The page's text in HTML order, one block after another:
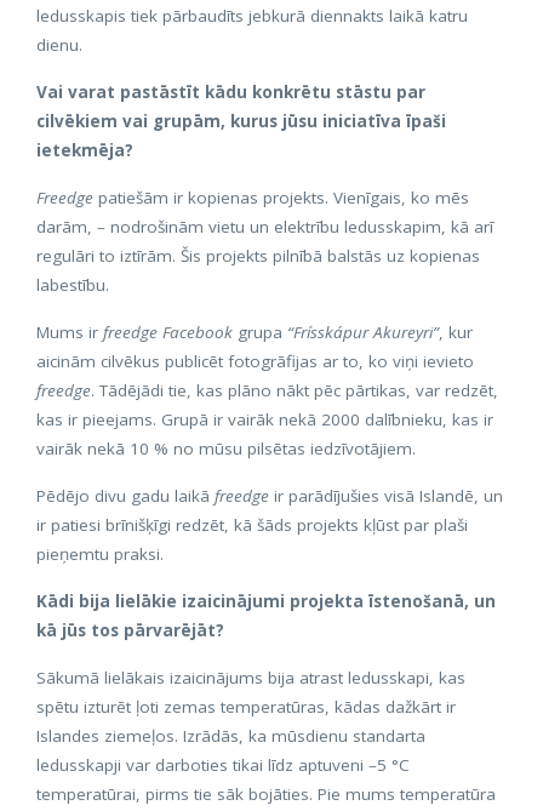
ledusskapis tiek pārbaudīts jebkurā diennakts laikā katru
dienu.
Vai varat pastāstīt kādu konkrētu stāstu par
cilvēkiem vai grupām, kurus jūsu iniciatīva īpaši
ietekmēja?
Freedge patiešām ir kopienas projekts. Vienīgais, ko mēs
darām, – nodrošinām vietu un elektrību ledusskapim, kā arī
regulāri to iztīrām. Šis projekts pilnībā balstās uz kopienas
labestību.
Mums ir freedge Facebook grupa “Frísskápur Akureyri”, kur
aicinām cilvēkus publicēt fotogrāfijas ar to, ko viņi ievieto
freedge. Tādējādi tie, kas plāno nākt pēc pārtikas, var redzēt,
kas ir pieejams. Grupā ir vairāk nekā 2000 dalībnieku, kas ir
vairāk nekā 10 % no mūsu pilsētas iedzīvotājiem.
Pēdējo divu gadu laikā freedge ir parādījušies visā Islandē, un
ir patiesi brīnišķīgi redzēt, kā šāds projekts kļūst par plaši
pieņemtu praksi.
Kādi bija lielākie izaicinājumi projekta īstenošanā, un
kā jūs tos pārvarējāt?
Sākumā lielākais izaicinājums bija atrast ledusskapi, kas
spētu izturēt ļoti zemas temperatūras, kādas dažkārt ir
Islandes ziemeļos. Izrādās, ka mūsdienu standarta
ledusskapji var darboties tikai līdz aptuveni –5 °C
temperatūrai, pirms tie sāk bojāties. Pie mums temperatūra